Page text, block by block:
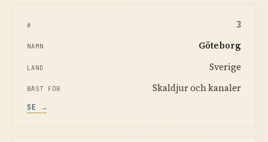
3
Göteborg
Sverige
Skaldjur och kanaler
SE →